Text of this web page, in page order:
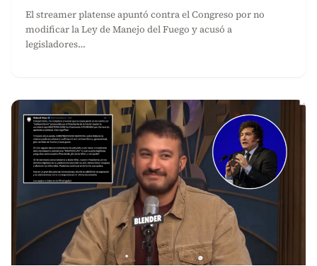
El streamer platense apuntó contra el Congreso por no
modificar la Ley de Manejo del Fuego y acusó a
legisladores…